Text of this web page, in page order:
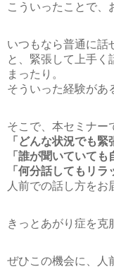
こういったことで、
いつもなら普通に話
と、緊張して上手く
まったり。
そういった経験があ
そこで、本セミナー
「どんな状況でも緊
「誰が聞いていても
「何分話してもリラ
人前での話し方をお
きっとあがり症を克
ぜひこの機会に、人